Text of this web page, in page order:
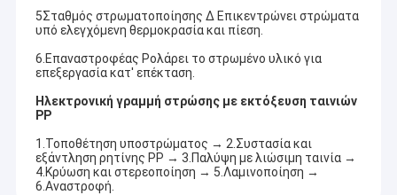
5Σταθμός στρωματοποίησης ∆ Επικεντρώνει στρώματα
υπό ελεγχόμενη θερμοκρασία και πίεση.
6.Επαναστροφέας Ρολάρει το στρωμένο υλικό για
επεξεργασία κατ' επέκταση.
Ηλεκτρονική γραμμή στρώσης με εκτόξευση ταινιών
PP
1.Τοποθέτηση υποστρώματος → 2.Συστασία και
εξάντληση ρητίνης PP → 3.Παλύψη με λιώσιμη ταινία →
4.Κρύωση και στερεοποίηση → 5.Λαμινοποίηση →
6.Αναστροφή.